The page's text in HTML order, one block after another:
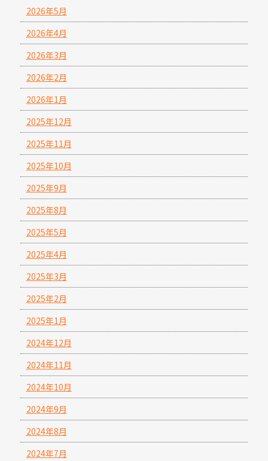
2026年5月
2026年4月
2026年3月
2026年2月
2026年1月
2025年12月
2025年11月
2025年10月
2025年9月
2025年8月
2025年5月
2025年4月
2025年3月
2025年2月
2025年1月
2024年12月
2024年11月
2024年10月
2024年9月
2024年8月
2024年7月